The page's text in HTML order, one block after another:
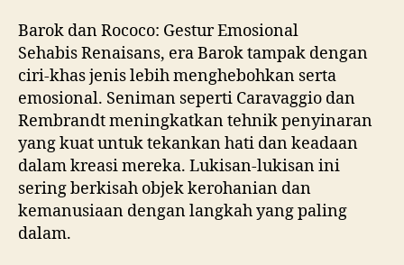
Barok dan Rococo: Gestur Emosional
Sehabis Renaisans, era Barok tampak dengan
ciri-khas jenis lebih menghebohkan serta
emosional. Seniman seperti Caravaggio dan
Rembrandt meningkatkan tehnik penyinaran
yang kuat untuk tekankan hati dan keadaan
dalam kreasi mereka. Lukisan-lukisan ini
sering berkisah objek kerohanian dan
kemanusiaan dengan langkah yang paling
dalam.